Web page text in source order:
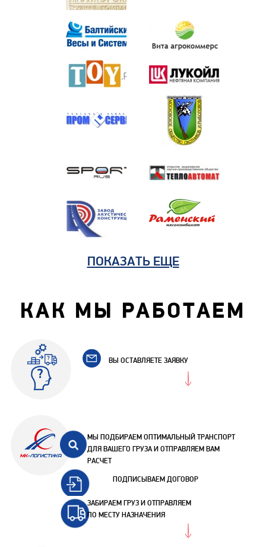
ПОКАЗАТЬ ЕЩЕ
КАК МЫ РАБОТАЕМ
ВЫ ОСТАВЛЯЕТЕ ЗАЯВКУ
МЫ ПОДБИРАЕМ ОПТИМАЛЬНЫЙ ТРАНСПОРТ
ДЛЯ ВАШЕГО ГРУЗА И ОТПРАВЛЯЕМ ВАМ
РАСЧЕТ
ПОДПИСЫВАЕМ ДОГОВОР
ЗАБИРАЕМ ГРУЗ И ОТПРАВЛЯЕМ
ПО МЕСТУ НАЗНАЧЕНИЯ